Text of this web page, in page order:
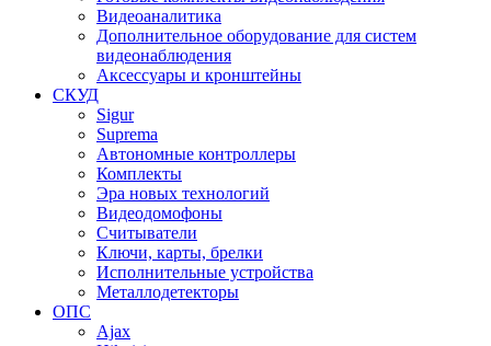
Видеоаналитика
Дополнительное оборудование для систем
видеонаблюдения
Аксессуары и кронштейны
СКУД
Sigur
Suprema
Автономные контроллеры
Комплекты
Эра новых технологий
Видеодомофоны
Считыватели
Ключи, карты, брелки
Исполнительные устройства
Металлодетекторы
ОПС
Ajax